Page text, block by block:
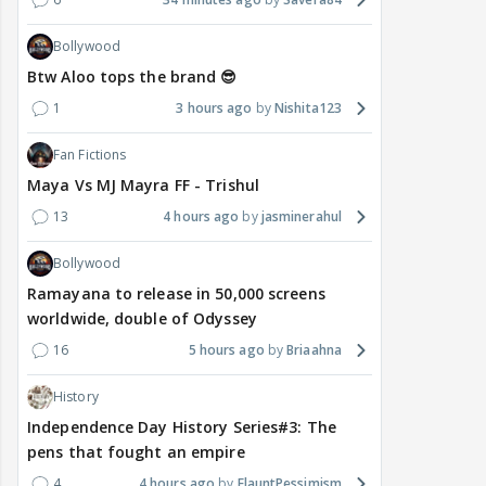
Bollywood
Btw Aloo tops the brand 😎
1 3 hours ago Nishita123
Fan Fictions
Maya Vs MJ Mayra FF - Trishul
13 4 hours ago jasminerahul
Bollywood
Ramayana to release in 50,000 screens
worldwide, double of Odyssey
16 5 hours ago Briaahna
History
Independence Day History Series#3: The
pens that fought an empire